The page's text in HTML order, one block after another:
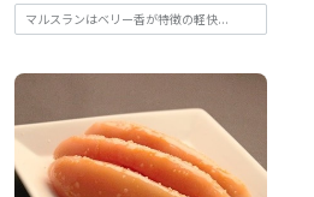
マルスランはベリー香が特徴の軽快...